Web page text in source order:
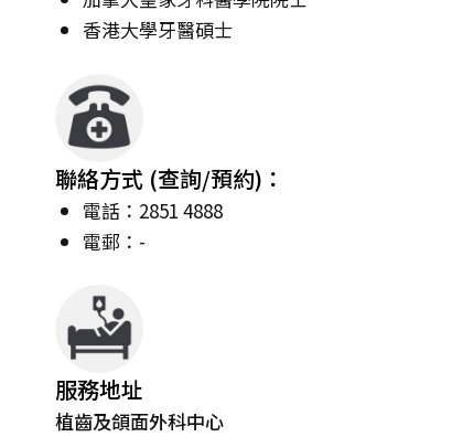
香港大學牙醫碩士
聯絡方式 (查詢/預約)：
電話：2851 4888
電郵：-
服務地址
植齒及頜面外科中心